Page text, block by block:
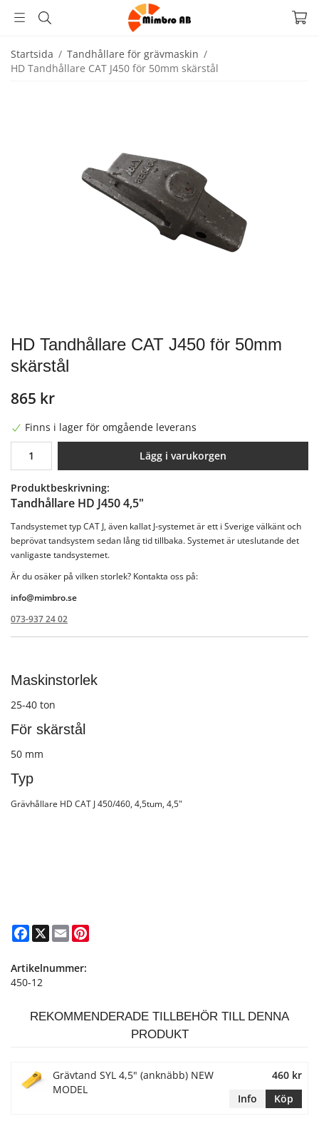
Startsida / Tandhållare för grävmaskin /
HD Tandhållare CAT J450 för 50mm skärstål
HD Tandhållare CAT J450 för 50mm
skärstål
865 kr
Finns i lager för omgående leverans
Lägg i varukorgen
Produktbeskrivning:
Tandhållare HD J450 4,5"
Tandsystemet typ CAT J, även kallat J-systemet är ett i Sverige välkänt och
beprövat tandsystem sedan lång tid tillbaka. Systemet är uteslutande det
vanligaste tandsystemet.
Är du osäker på vilken storlek? Kontakta oss på:
info@mimbro.se
073-937 24 02
Maskinstorlek
25-40 ton
För skärstål
50 mm
Typ
Grävhållare HD CAT J 450/460, 4,5tum, 4,5"
Facebook
X Email
Artikelnummer:
450-12
REKOMMENDERADE TILLBEHÖR TILL DENNA
PRODUKT
Grävtand SYL 4,5" (anknäbb) NEW
MODEL
460 kr
Info
Köp